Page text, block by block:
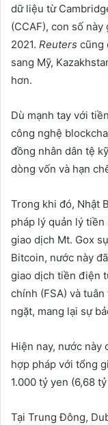
dữ liệu từ
(CCAF), con số này
2021. Reuters cũng
sang Mỹ,
hơn.
Dù mạnh tay với
công nghệ
đồng nhân dân tệ
dòng vốn và hạn
Trong khi đó, Nhật
pháp lý quản lý
giao dịch Mt. Gox
Bitcoin, nước này
giao dịch tiền điện
chính (FSA) và
ngặt, mang lại sự
Hiện nay, nước
hợp pháp với tổng
1.000 tỷ yen (6,68
Tại Trung Đông,